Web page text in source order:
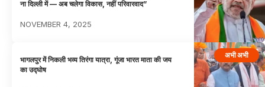
ना दिल्ली में — अब चलेगा विकास, नहीं परिवारवाद”
NOVEMBER 4, 2025
अभी अभी
भागलपुर में निकली भव्य तिरंगा यात्रा, गूंजा भारत माता की जय
का उद्घोष